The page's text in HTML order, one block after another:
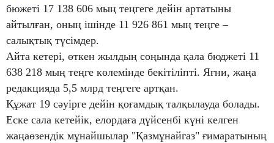
бюжеті 17 138 606 мың теңгеге дейін артатыны
айтылған, оның ішінде 11 926 861 мың теңге –
салықтық түсімдер.
Айта кетері, өткен жылдың соңында қала бюджеті 11
638 218 мың теңге көлемінде бекітіліпті. Яғни, жаңа
редакцияда 5,5 млрд теңгеге артқан.
Құжат 19 сәуірге дейін қоғамдық талқылауда болады.
Еске сала кетейік, елордаға дүйсенбі күні келген
жаңаөзендік мұнайшылар "Қазмұнайгаз" ғимаратының